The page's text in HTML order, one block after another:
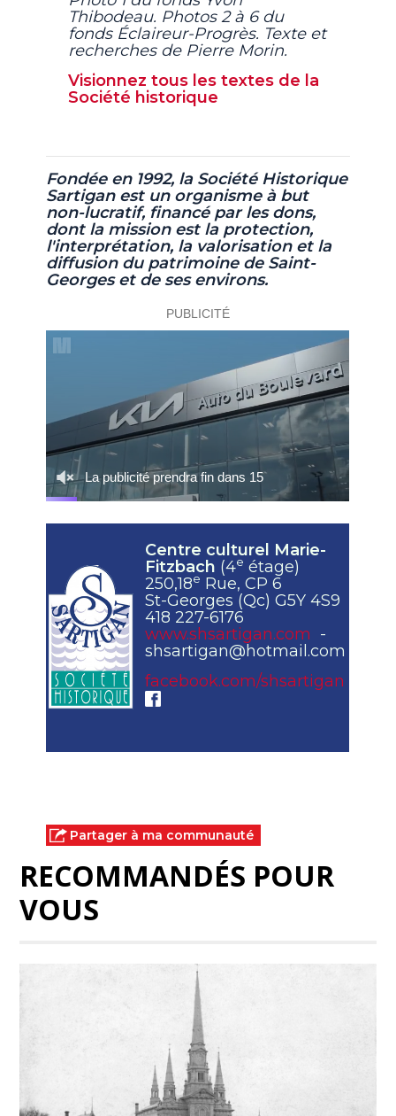
Thibodeau. Photos 2 à 6 du
fonds Éclaireur-Progrès. Texte et
recherches de Pierre Morin.
Visionnez tous les textes de la
Société historique
Fondée en 1992, la Société Historique
Sartigan est un organisme à but
non-lucratif, financé par les dons,
dont la mission est la protection,
l'interprétation, la valorisation et la
diffusion du patrimoine de Saint-
Georges et de ses environs.
Centre culturel Marie-
Fitzbach (4e étage)
250,18e Rue, CP 6
St-Georges (Qc) G5Y 4S9
418 227-6176
www.shsartigan.com -
shsartigan@hotmail.com
facebook.com/shsartigan
Partager à ma communauté
RECOMMANDÉS POUR
VOUS